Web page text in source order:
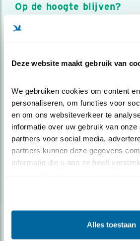
Deze website maakt gebruik van
We gebruiken cookies om content
personaliseren, om functies voor
en om ons websiteverkeer te
informatie over uw gebruik van onze
partners voor social media,
partners kunnen deze gegevens
informatie die u aan ze heeft
Alles toestaan
Op de hoogte blijven?
Meld je aan en ontvang nieuws,
over vogels en activiteiten van